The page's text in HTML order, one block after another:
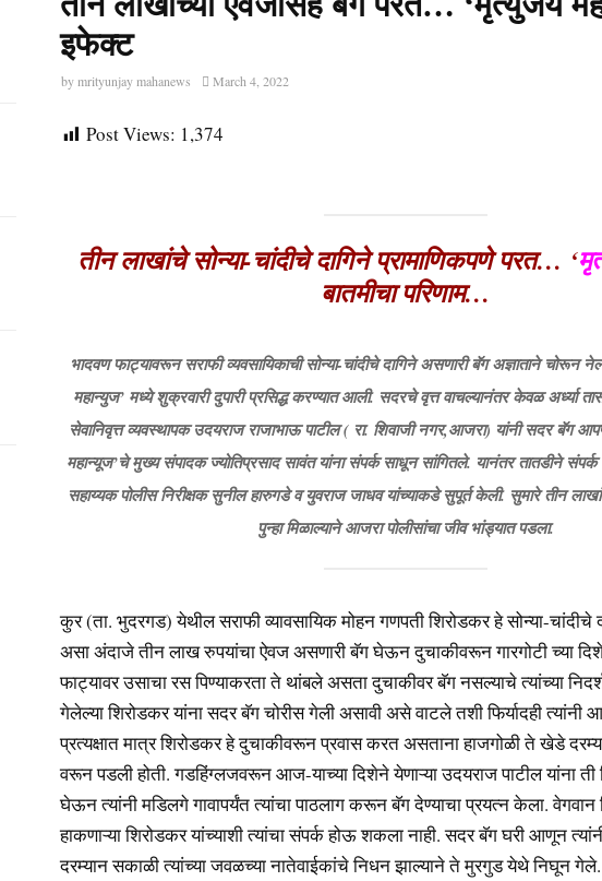
इफेक्ट
bymrityunjay mahanews March 4, 2022
Post Views: 1,374
तीन लाखांचे सोन्या-चांदीचे दागिने प्रामाणिकपणे परत… ‘
बातमीचा परिणाम…
भादवण फाट्यावरून सराफी व्यवसायिकाची सोन्या-चांदीचे दागिने असणारी बॅग अज्ञाताने चोरून
महान्युज’ मध्ये शुक्रवारी दुपारी प्रसिद्ध करण्यात आली. सदरचे वृत्त वाचल्यानंतर केवळ अर्ध्या
सेवानिवृत्त व्यवस्थापक उदयराज राजाभाऊ पाटील ( रा. शिवाजी नगर,आजरा) यांनी सदर बॅग
महान्यूज’चे मुख्य संपादक ज्योतिप्रसाद सावंत यांना संपर्क साधून सांगितले. यानंतर तातडीने
सहाय्यक पोलीस निरीक्षक सुनील हारुगडे व युवराज जाधव यांच्याकडे सुपूर्त केली. सुमारे तीन
पुन्हा मिळाल्याने आजरा पोलीसांचा जीव भांड्यात पडला.
कुर (ता. भुदरगड) येथील सराफी व्यावसायिक मोहन गणपती शिरोडकर हे सोन्या-चांदीचे
असा अंदाजे तीन लाख रुपयांचा ऐवज असणारी बॅग घेऊन दुचाकीवरून गारगोटी च्या
फाट्यावर उसाचा रस पिण्याकरता ते थांबले असता दुचाकीवर बॅग नसल्याचे त्यांच्या
गेलेल्या शिरोडकर यांना सदर बॅग चोरीस गेली असावी असे वाटले तशी फिर्यादही त्यांनी
प्रत्यक्षात मात्र शिरोडकर हे दुचाकीवरून प्रवास करत असताना हाजगोळी ते खेडे
वरून पडली होती. गडहिंग्लजवरून आज-याच्या दिशेने येणाऱ्या उदयराज पाटील यांना ती
घेऊन त्यांनी मडिलगे गावापर्यंत त्यांचा पाठलाग करून बॅग देण्याचा प्रयत्न केला.
हाकणाऱ्या शिरोडकर यांच्याशी त्यांचा संपर्क होऊ शकला नाही. सदर बॅग घरी आणून
दरम्यान सकाळी त्यांच्या जवळच्या नातेवाईकांचे निधन झाल्याने ते मुरगुड येथे निघून